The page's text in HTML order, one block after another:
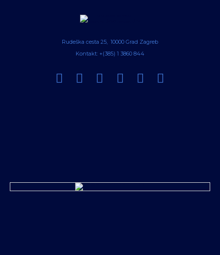
Rudeška cesta 25, 10000 Grad Zagreb
Kontakt: +(385) 1 3860 844